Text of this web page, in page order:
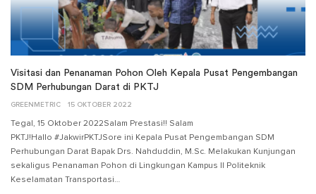
Visitasi dan Penanaman Pohon Oleh Kepala Pusat Pengembangan
SDM Perhubungan Darat di PKTJ
GREENMETRIC 15 OKTOBER 2022
Tegal, 15 Oktober 2022Salam Prestasi!! Salam
PKTJ!Hallo #JakwirPKTJSore ini Kepala Pusat Pengembangan SDM
Perhubungan Darat Bapak Drs. Nahduddin, M.Sc. Melakukan Kunjungan
sekaligus Penanaman Pohon di Lingkungan Kampus II Politeknik
Keselamatan Transportasi…